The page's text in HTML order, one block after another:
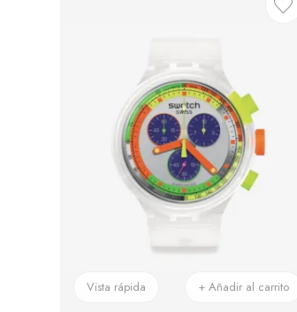
Vista rápida + Añadir al carrito